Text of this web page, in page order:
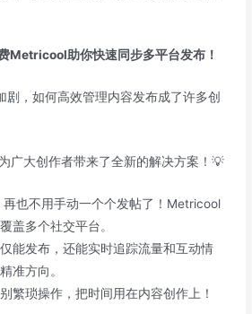
Metricool助你快速同步多平台发布！
剧，如何高效管理内容发布成了许多创
广大创作者带来了全新的解决方案！💡
再也不用手动一个个发帖了！Metricool
盖多个社交平台。
仅能发布，还能实时追踪流量和互动情
准方向。
别繁琐操作，把时间用在内容创作上！